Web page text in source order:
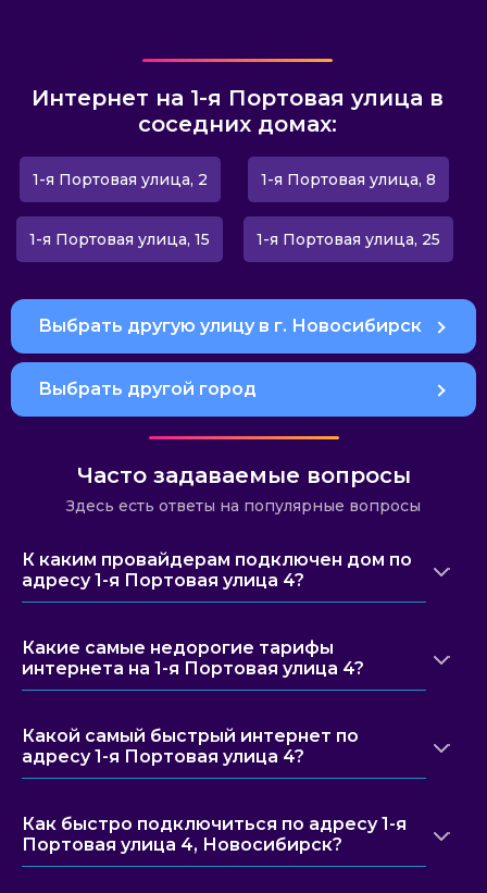
Интернет на 1-я Портовая улица в
соседних домах:
1-я Портовая улица, 2 1-я Портовая улица, 8
1-я Портовая улица, 15 1-я Портовая улица, 25
Выбрать другую улицу в г. Новосибирск
Выбрать другой город
Часто задаваемые вопросы
Здесь есть ответы на популярные вопросы
К каким провайдерам подключен дом по
адресу 1-я Портовая улица 4?
Какие самые недорогие тарифы
интернета на 1-я Портовая улица 4?
Какой самый быстрый интернет по
адресу 1-я Портовая улица 4?
Как быстро подключиться по адресу 1-я
Портовая улица 4, Новосибирск?